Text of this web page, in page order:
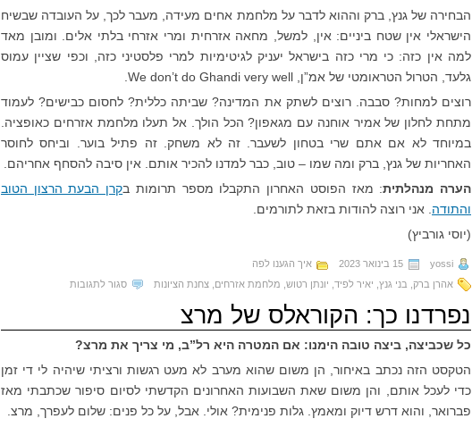
הבחירה של גנץ, ברק וההוא לדבר על מלחמת אחים מעידה, מעבר לכך, על העובדה שבשיח
הישראלי אין שטח ביניים: אין, למשל, מחאה אזרחית ומרי אזרחי בלתי אלים. ומובן מאד
למה אין כזה: כי מרי כזה בישראל יעניק לגיטימיות למרי פלסטיני כזה, וכפי שציין עמוס
גלעד, הטרול הטראומטי של אמ”ן, We don’t do Ghandi very well.
רוצים למחות? סבבה. רוצים לשתק את המדינה? שביתה כללית? לחסום כבישים? לעמוד
מתחת לחלון של אמיר אוחנה עם מגאפון? הכל הולך. אל תעלו מלחמת אזרחים כאופציה.
במיוחד לא אם אתם שרי בטחון לשעבר. זה לא משחק. זה פתיל בוער. וביחס לחוסר
האחריות של גנץ, ברק ומה שמו – טוב, כבר למדנו להכיר אותם. אין סיבה להסחף אחריהם.
הערה מנהלתית: מאז הפוסט האחרון התקבלו מספר תרומות בקרן הבעת הרצון הטוב
והתודה . אני רוצה להודות בזאת לתורמים.
(יוסי גורביץ)
yossi 15 בינואר 2023
איך הגענו לפה
אהרן ברק בני גנץ יאיר לפיד יונתן רטוש מלחמת אזרחים צחנת הציונות סגור לתגובותעל
נסבלת
שבמחשבה
על
נפרדנו כך: הקוראלס של מרצ
כל שכביצה, ביצה טובה הימנו: אם המטרה היא רל”ב, מי צריך את מרצ?
הטקסט הזה נכתב באיחור, הן משום שהוא מערב לא מעט רגשות ורציתי שיהיה לי די זמן
כדי לעכל אותם, והן משום שאת השבועות האחרונים הקדשתי לסיום סיפור שכתבתי מאז
פברואר, והוא דרש דיוק ומאמץ. גלות פנימית? אולי. אבל, על כל פנים: שלום לעפרך, מרצ.